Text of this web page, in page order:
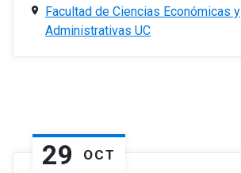
Facultad de Ciencias Económicas y
Administrativas UC
29 OCT